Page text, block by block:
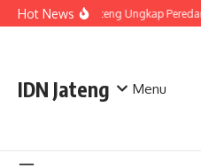
Skip to content
Hot NewsPolda Jateng Ungkap
IDN Jateng Menu